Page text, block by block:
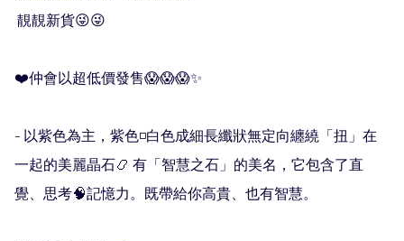
❤️仲會以超低價發售😱😱😱✨
- 以紫色為主，紫色◽️白色成細長纖狀無定向纏繞「扭」在
一起的美麗晶石📿 有「智慧之石」的美名，它包含了直
覺、思考🧠記憶力。既帶給你高貴、也有智慧。